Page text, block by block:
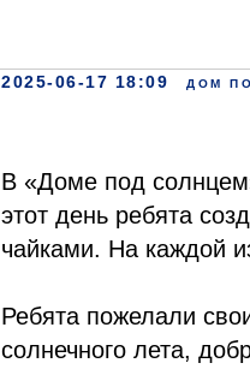
День
2025-06-17 18:09 ДОМ
В «Доме под
этот день ребята
чайками. На каждой
Ребята пожелали
солнечного лета,